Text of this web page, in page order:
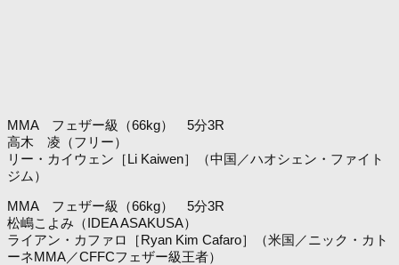
MMA フェザー級（66kg） 5分3R
高木 凌（フリー）
リー・カイウェン［Li Kaiwen］（中国／ハオシェン・ファイト
ジム）
MMA フェザー級（66kg） 5分3R
松嶋こよみ（IDEA ASAKUSA）
ライアン・カファロ［Ryan Kim Cafaro］（米国／ニック・カト
ーネMMA／CFFCフェザー級王者）